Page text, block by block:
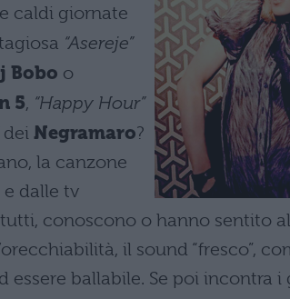
caldi giornate
“Asereje”
Bobo o
5, “Happy Hour”
dei Negramaro?
la canzone
e dalle tv
conoscono o hanno sentito
il sound “fresco”,
essere ballabile. Se poi incontra i